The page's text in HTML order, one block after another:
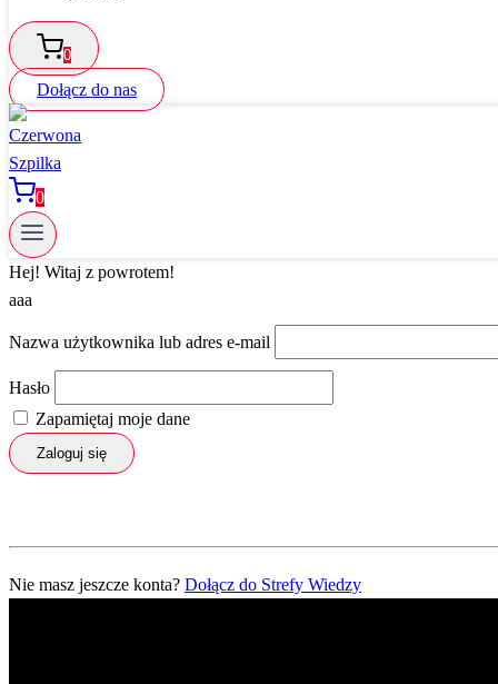
0
Dołącz do nas
0
Hej! Witaj z powrotem!
aaa
Nazwa użytkownika lub adres e-mail
Hasło
Zapamiętaj moje dane
Zaloguj się
Nie masz jeszcze konta? Dołącz do Strefy Wiedzy